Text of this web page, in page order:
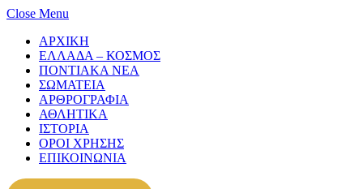
Close Menu
ΑΡΧΙΚΗ
ΕΛΛΑΔΑ – ΚΟΣΜΟΣ
ΠΟΝΤΙΑΚΑ ΝΕΑ
ΣΩΜΑΤΕΙΑ
ΑΡΘΡΟΓΡΑΦΙΑ
ΑΘΛΗΤΙΚΑ
ΙΣΤΟΡΙΑ
ΟΡΟΙ ΧΡΗΣΗΣ
ΕΠΙΚΟΙΝΩΝΙΑ